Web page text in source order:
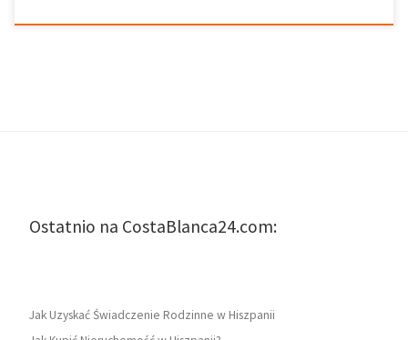
Ostatnio na CostaBlanca24.com:
Jak Uzyskać Świadczenie Rodzinne w Hiszpanii